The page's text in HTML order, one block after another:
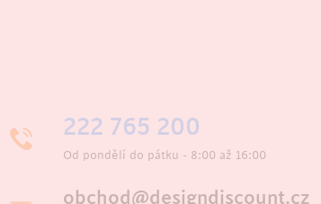
222 765 200
Od pondělí do pátku - 8:00 až 16:00
obchod@designdiscount.cz